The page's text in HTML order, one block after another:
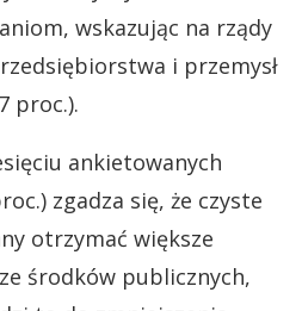
wskazując na rządy
i przemysł
proc.).
ankietowanych
zgadza się, że czyste
otrzymać większe
środków publicznych,